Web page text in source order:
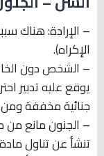
– الإرادة: هناك
الإكراه).
– الشخص دون
جنائية مخففة
– الجنون مانع من
تنشأ عن تناول